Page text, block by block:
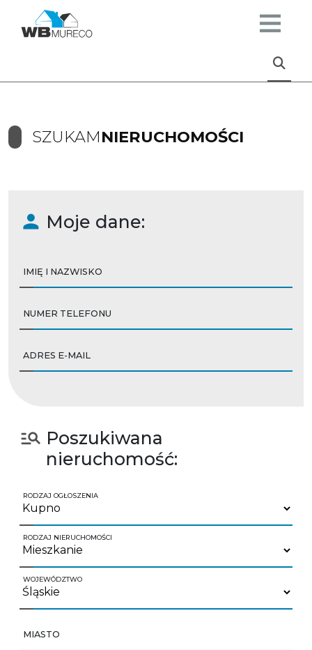
SZUKAMNIERUCHOMOŚCI
Moje dane:
IMIĘ I NAZWISKO
NUMER TELEFONU
ADRES E-MAIL
Poszukiwana
nieruchomość:
RODZAJ OGŁOSZENIA
RODZAJ NIERUCHOMOŚCI
WOJEWÓDZTWO
MIASTO